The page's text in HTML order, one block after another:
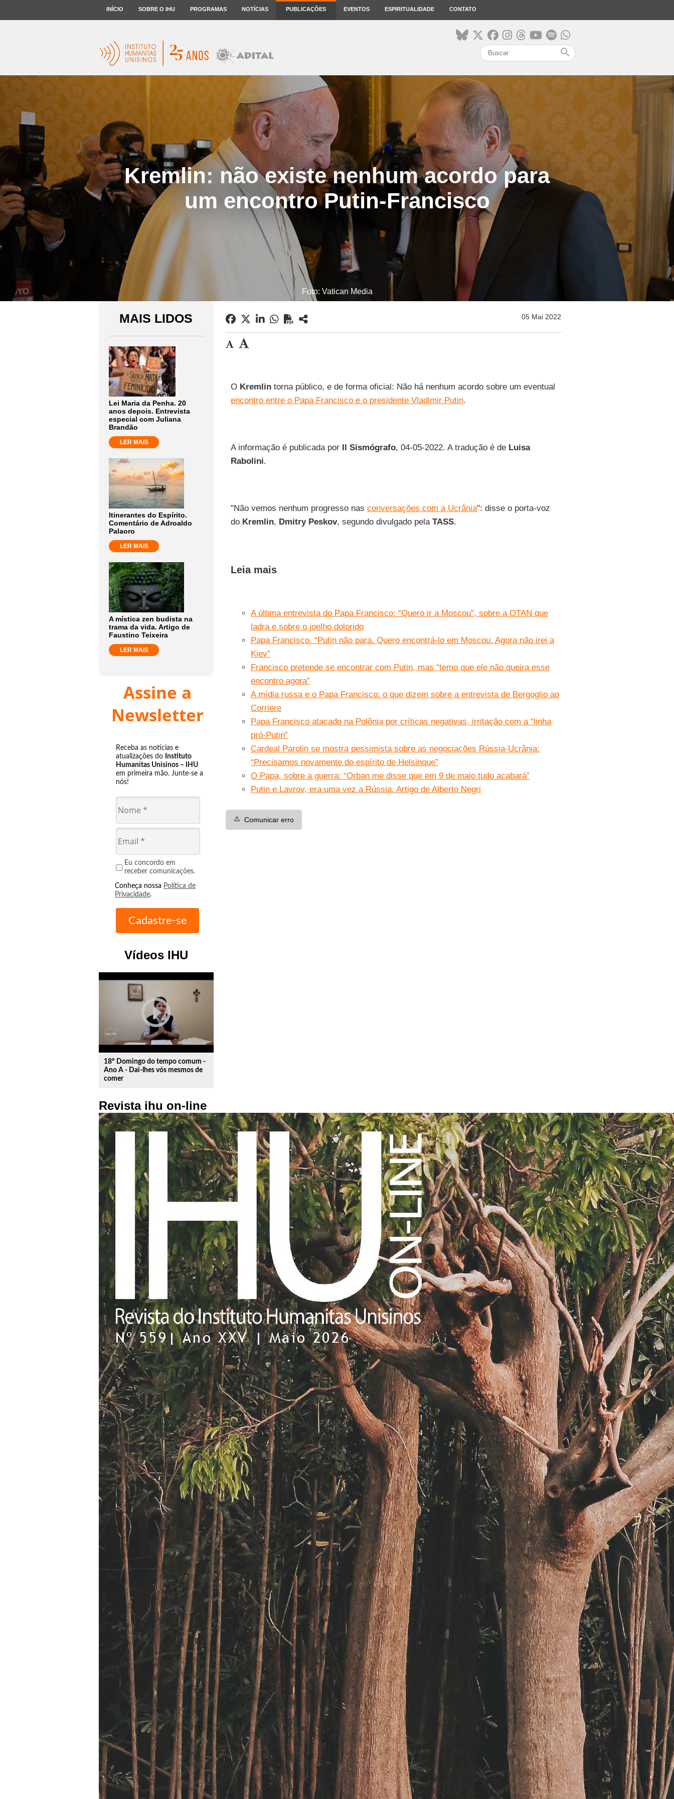
INÍCIO SOBRE O IHU PROGRAMAS NOTÍCIAS PUBLICAÇÕES EVENTOS ESPIRITUALIDADE CONTATO
search
Kremlin: não existe nenhum acordo para
um encontro Putin-Francisco
Foto: Vatican Media
MAIS LIDOS
Lei Maria da Penha. 20
anos depois. Entrevista
especial com Juliana
Brandão
LER MAIS
Itinerantes do Espírito.
Comentário de Adroaldo
Palaoro
LER MAIS
A mística zen budista na
trama da vida. Artigo de
Faustino Teixeira
LER MAIS
Assine a
Newsletter
Receba as notícias e
atualizações do Instituto
Humanitas Unisinos – IHU
em primeira mão. Junte-se a
nós!
Eu concordo em
receber comunicações.
Conheça nossa Política de
Privacidade.
Vídeos IHU
play_circle_outline
18º Domingo do tempo comum -
Ano A - Dai-lhes vós mesmos de
comer
Revista ihu on-line
05 Mai 2022
O Kremlintorna público, e de forma oficial: Não há nenhum acordo sobre um eventual
encontro entre o Papa Francisco e o presidente Vladimir Putin.
A informação é publicada por Il Sismógrafo, 04-05-2022. A tradução é de Luisa
Rabolini.
"Não vemos nenhum progresso nas conversações com a Ucrânia": disse o porta-voz
do Kremlin, Dmitry Peskov, segundo divulgado pela TASS.
Leia mais
A última entrevista do Papa Francisco: “Quero ir a Moscou”, sobre a OTAN que
ladra e sobre o joelho dolorido
Papa Francisco. “Putin não para. Quero encontrá-lo em Moscou. Agora não irei a
Kiev”
Francisco pretende se encontrar com Putin, mas “temo que ele não queira esse
encontro agora”
A mídia russa e o Papa Francisco: o que dizem sobre a entrevista de Bergoglio ao
Corriere
Papa Francisco atacado na Polônia por críticas negativas, irritação com a “linha
pró-Putin”
Cardeal Parolin se mostra pessimista sobre as negociações Rússia-Ucrânia:
“Precisamos novamente do espírito de Helsinque”
O Papa, sobre a guerra: “Orban me disse que em 9 de maio tudo acabará”
Putin e Lavrov, era uma vez a Rússia. Artigo de Alberto Negri
⚠️ Comunicar erro